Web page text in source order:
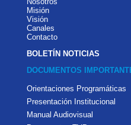
Misión
Visión
Canales
Contacto
BOLETÍN NOTICIAS
DOCUMENTOS
Orientaciones Programáticas
Presentación Institucional
Manual Audiovisual